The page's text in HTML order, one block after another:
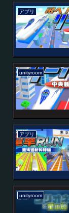
アプリ
unityroom
アプリ
unityroom